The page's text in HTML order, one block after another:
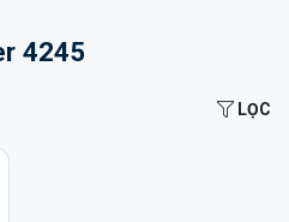
4245
LỌC